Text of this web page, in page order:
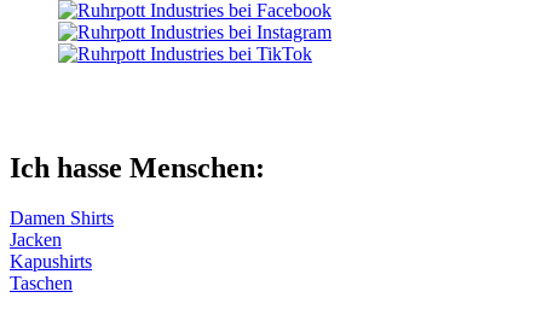
Ich hasse Menschen:
Damen Shirts
Jacken
Kapushirts
Taschen